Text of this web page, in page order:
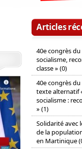
Articles
40e congrès du
socialisme,
classe » (0)
40e congrès
texte alternatif
socialisme :
» (1)
Solidarité avec
de la
en Martinique